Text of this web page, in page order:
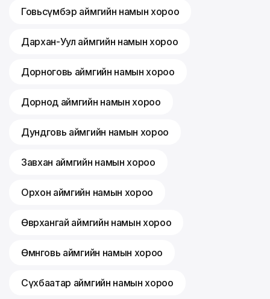
Говьсүмбэр аймгийн намын хороо
Дархан-Уул аймгийн намын хороо
Дорноговь аймгийн намын хороо
Дорнод аймгийн намын хороо
Дундговь аймгийн намын хороо
Завхан аймгийн намын хороо
Орхон аймгийн намын хороо
Өвөрхангай аймгийн намын хороо
Өмнөговь аймгийн намын хороо
Сүхбаатар аймгийн намын хороо